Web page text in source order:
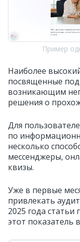
Пример
Наиболее
посвященные
возникающим
решения о
Для
по
несколько
мессенджеры,
квизы.
Уже в первые
привлекать
2025 года статьи
этот показатель